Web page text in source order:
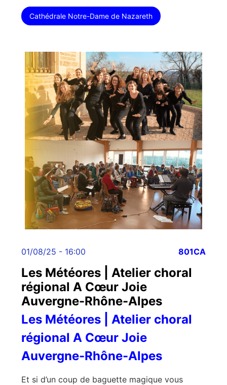
Cathédrale Notre-Dame de Nazareth
01/08/25 - 16:00 801CA
Les Météores | Atelier choral
régional A Cœur Joie
Auvergne-Rhône-Alpes
Les Météores | Atelier choral
régional A Cœur Joie
Auvergne-Rhône-Alpes
Et si d’un coup de baguette magique vous